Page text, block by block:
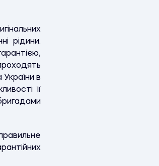
рідини.
в
її